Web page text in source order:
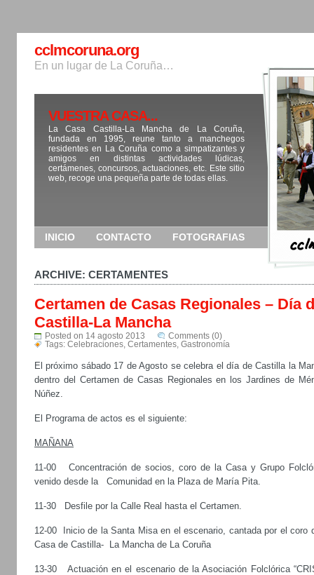
cclmcoruna.org
En un lugar de La Coruña…
VUESTRA CASA...
La Casa Castilla-La Mancha de La Coruña,
fundada en 1995, reune tanto a manchegos
residentes en La Coruña como a simpatizantes y
amigos en distintas actividades lúdicas,
certámenes, concursos, actuaciones, etc. Este sitio
web, recoge una pequeña parte de todas ellas.
INICIO CONTACTO FOTOGRAFIAS
ARCHIVE: CERTAMENTES
Certamen de Casas Regionales – Día
Castilla-La Mancha
Posted on 14 agosto 2013
Comments (0)
Tags: Celebraciones Certamentes Gastronomía
El próximo sábado 17 de Agosto se celebra el día de Castilla la
dentro del Certamen de Casas Regionales en los Jardines de
Núñez.
El Programa de actos es el siguiente:
MAÑANA
11-00 Concentración de socios, coro de la Casa y Grupo
venido desde la Comunidad en la Plaza de María Pita.
11-30 Desfile por la Calle Real hasta el Certamen.
12-00 Inicio de la Santa Misa en el escenario, cantada por el coro
Casa de Castilla- La Mancha de La Coruña
13-30 Actuación en el escenario de la Asociación Folclórica